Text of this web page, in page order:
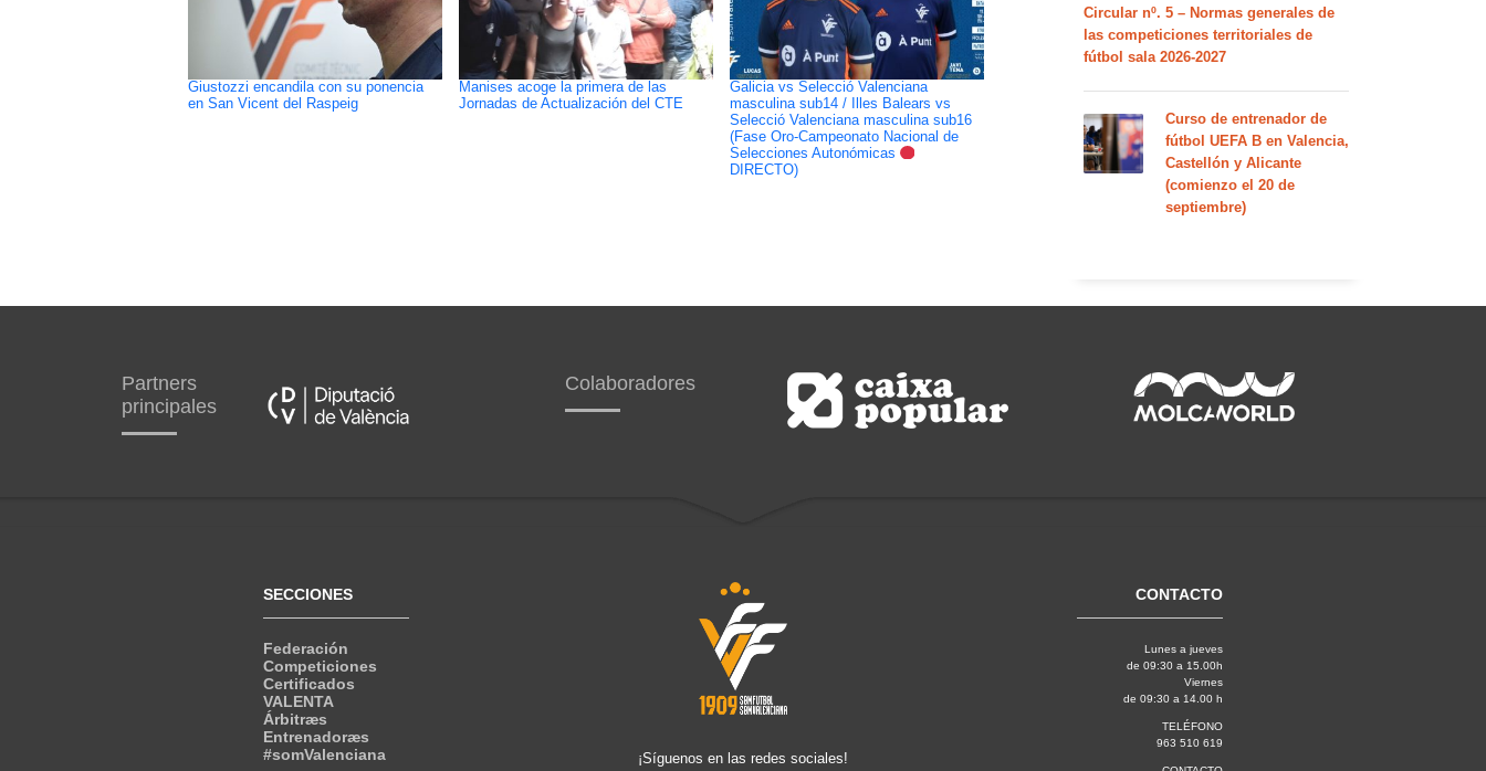
Giustozzi encandila con su ponencia
en San Vicent del Raspeig
Manises acoge la primera de las
Jornadas de Actualización del CTE
Galicia vs Selecció Valenciana
masculina sub14 / Illes Balears vs
Selecció Valenciana masculina sub16
(Fase Oro-Campeonato Nacional de
Selecciones Autonómicas
DIRECTO)
Circular nº. 5 – Normas generales de
las competiciones territoriales de
fútbol sala 2026-2027
Curso de entrenador de
fútbol UEFA B en Valencia,
Castellón y Alicante
(comienzo el 20 de
septiembre)
Partners
principales
Colaboradores
SECCIONES
Federación
Competiciones
Certificados
VALENTA
Árbitræs
Entrenadoræs
#somValenciana
¡Síguenos en las redes sociales!
CONTACTO
Lunes a jueves
de 09:30 a 15.00h
Viernes
de 09:30 a 14.00 h
TELÉFONO
963 510 619